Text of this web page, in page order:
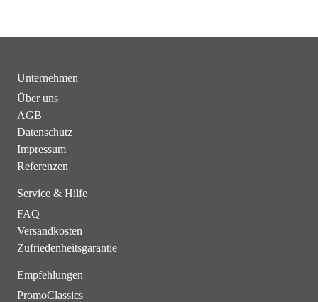
Unternehmen
Über uns
AGB
Datenschutz
Impressum
Referenzen
Service & Hilfe
FAQ
Versandkosten
Zufriedenheitsgarantie
Empfehlungen
PromoClassics